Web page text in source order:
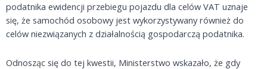
podatnika ewidencji przebiegu pojazdu dla celów VAT uznaje
się, że samochód osobowy jest wykorzystywany również do
celów niezwiązanych z działalnością gospodarczą podatnika.
Odnosząc się do tej kwestii, Ministerstwo wskazało, że gdy